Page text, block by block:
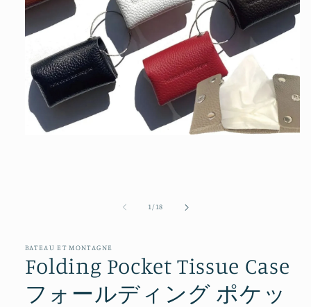
(1)
を
開
く
1 /の
18
BATEAU ET MONTAGNE
Folding Pocket Tissue Case
フォールディング ポケッ